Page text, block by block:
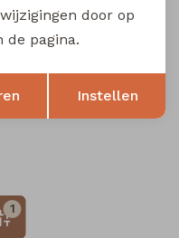
1
Opslaan
door op
de pagina.
Instellen